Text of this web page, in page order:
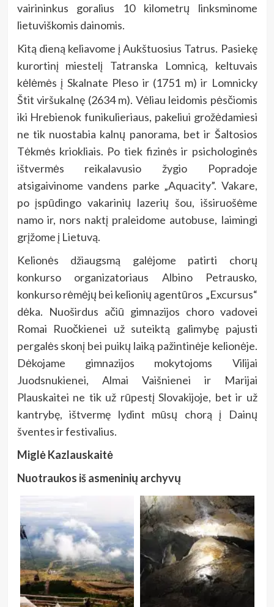
vairininkus goralius 10 kilometrų linksminome
lietuviškomis dainomis.
Kitą dieną keliavome į Aukštuosius Tatrus. Pasiekę
kurortinį miestelį Tatranska Lomnicą, keltuvais
kėlėmės į Skalnate Pleso ir (1751 m) ir Lomnicky
Štit viršukalnę (2634 m). Vėliau leidomis pėsčiomis
iki Hrebienok funikulieriaus, pakeliui grožėdamiesi
ne tik nuostabia kalnų panorama, bet ir Šaltosios
Tėkmės kriokliais. Po tiek fizinės ir psichologinės
ištvermės reikalavusio žygio Popradoje
atsigaivinome vandens parke „Aquacity”. Vakare,
po įspūdingo vakarinių lazerių šou, išsiruošėme
namo ir, nors naktį praleidome autobuse, laimingi
grįžome į Lietuvą.
Kelionės džiaugsmą galėjome patirti chorų
konkurso organizatoriaus Albino Petrausko,
konkurso rėmėjų bei kelionių agentūros „Excursus“
dėka. Nuoširdus ačiū gimnazijos choro vadovei
Romai Ruočkienei už suteiktą galimybę pajusti
pergalės skonį bei puikų laiką pažintinėje kelionėje.
Dėkojame gimnazijos mokytojoms Vilijai
Juodsnukienei, Almai Vaišnienei ir Marijai
Plauskaitei ne tik už rūpestį Slovakijoje, bet ir už
kantrybę, ištvermę lydint mūsų chorą į Dainų
šventes ir festivalius.
Miglė Kazlauskaitė
Nuotraukos iš asmeninių archyvų